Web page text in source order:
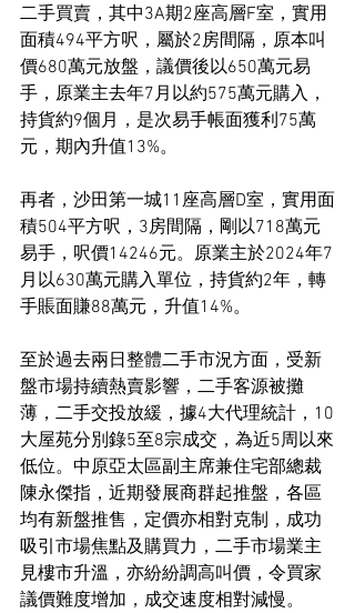
二手買賣，其中3A期2座高層F室，實用
面積494平方呎，屬於2房間隔，原本叫
價680萬元放盤，議價後以650萬元易
手，原業主去年7月以約575萬元購入，
持貨約9個月，是次易手帳面獲利75萬
元，期內升值13%。
再者，沙田第一城11座高層D室，實用面
積504平方呎，3房間隔，剛以718萬元
易手，呎價14246元。原業主於2024年7
月以630萬元購入單位，持貨約2年，轉
手賬面賺88萬元，升值14%。
至於過去兩日整體二手市況方面，受新
盤市場持續熱賣影響，二手客源被攤
薄，二手交投放緩，據4大代理統計，10
大屋苑分別錄5至8宗成交，為近5周以來
低位。中原亞太區副主席兼住宅部總裁
陳永傑指，近期發展商群起推盤，各區
均有新盤推售，定價亦相對克制，成功
吸引市場焦點及購買力，二手市場業主
見樓市升溫，亦紛紛調高叫價，令買家
議價難度增加，成交速度相對減慢。